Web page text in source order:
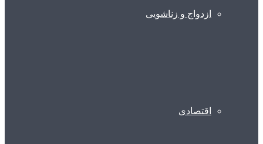
ازدواج و زناشویی
اقتصادی